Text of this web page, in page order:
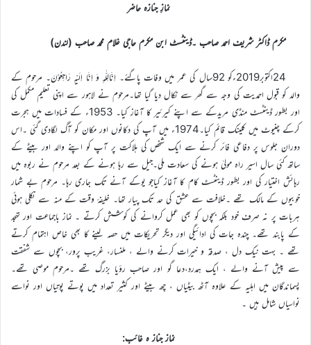
نمازِ جنازہ حاضر
مکرم ڈاکٹر شریف احمد صاحب ۔ڈینٹسٹ ابن مکرم حاجی غلام محمد صاحب (لندن)
24اکتوبر2019ءکو 92سال کی عمر میں وفات پاگئے۔ اِنَّالِلّٰہِ وَ اِنَّا اِلَیْہِ رَاجِعُوْنَ۔ مرحوم کے
والد کو قبول احمدیت کی وجہ سے گھر سے نکال دیا گیا تھا۔مرحوم نے لاہور سے اپنی تعلیم مکمل کی
اور بطور ڈینٹسٹ منڈی مریدکے سے اپنے کیرئیر کا آغاز کیا۔ 1953ء کے فسادات میں ہجرت
کرکے چنیوٹ میں کلینک قائم کیا۔1974ء میں آپ کی دکانوں اور مکان کو آگ لگادی گئی ۔اس
دوران جلوس پر دفاعی فائر کرنے سے ایک شخص کی ہلاکت پر آپ کو اپنے والد اور بیٹے کے
ساتھ کئی سال اسیر راہ مولیٰ ہونے کی سعادت ملی۔جیل سے رہا ہونے کے بعد مرحوم نے ربوہ میں
رہائش اختیار کی اور بطور ڈینٹسٹ کام کا آغاز کیاجو یوکے آنے تک جاری رہا۔ مرحوم بے شمار
خوبیوں کے مالک تھے ۔خلافت سے عشق کی حد تک پیار تھا۔ خلیفۂ وقت کے منہ سے نکلی ہوئی
ہربات پر نہ صرف خود بلکہ بچوں کو بھی عمل کروانے کی کوشش کرتے ۔ نماز باجماعت اور تہجد
کے پابند تھے۔ چندہ جات کی ادائیگی اور دیگر تحریکات میں حصہ لینے کا بھی خاص اہتمام کرتے
تھے ۔ بہت نیک دل ، صدقہ و خیرات کرنے والے ، ملنسار، غریب پرور، بچوں سے شفقت
سے پیش آنے والے ، ایک ہمدرد،دعا گو اور صاحب رؤیا بزرگ تھے ۔مرحوم موصی تھے۔
پسماندگان میں اہلیہ کے علاوہ آٹھ بیٹیاں ، چھ بیٹے اور کثیر تعداد میں پوتے پوتیاں اور نواسے
نواسیاں شامل ہیں ۔
نماز جناز ہ غائب: